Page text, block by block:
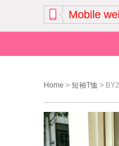
Mobile
Home > 短袖T恤 >